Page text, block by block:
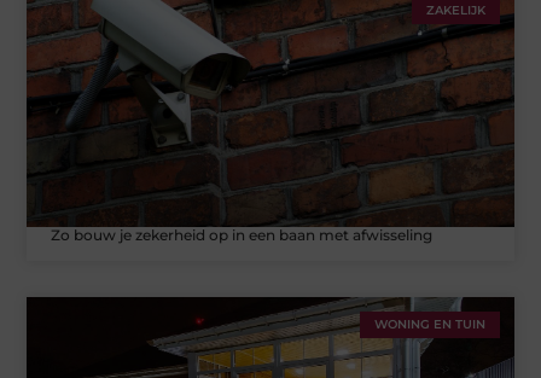
ZAKELIJK
Zo bouw je zekerheid op in een baan met afwisseling
WONING EN TUIN